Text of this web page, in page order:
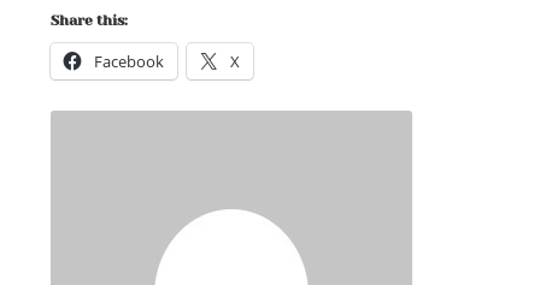
Share this:
Facebook X